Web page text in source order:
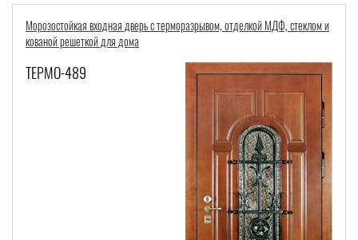
стеклом и
Стальная морозостойкая дверь с терморазрывом и МДФ-
классической фрезеровкой